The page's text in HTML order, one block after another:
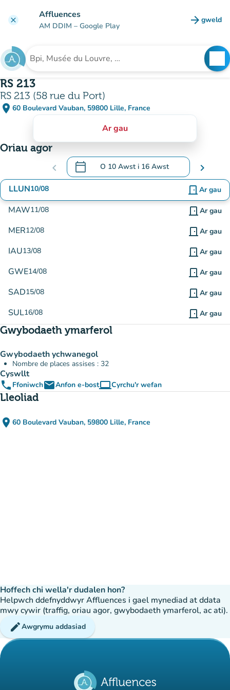
clear Affluences
AM DDIM – Google Play arrow_forward gweld
(tab
Chwilio am sefydliad
RS 213
RS 213 (58 rue du Port)
place 60 Boulevard Vauban, 59800 Lille, France
(agor yn Google Maps)
(tab newydd)
Ar gau
Oriau agor
chevron_left calendar_today O 10 Awst i 16 Awst
.Agor y calendr i newid dyddiadau chevron_right
LLUN10/08 door_front Ar gau
MAW11/08 door_front Ar gau
MER12/08 door_front Ar gau
IAU13/08 door_front Ar gau
GWE14/08 door_front Ar gau
SAD15/08 door_front Ar gau
SUL16/08 door_front Ar gau
Gwybodaeth ymarferol
Gwybodaeth ychwanegol
Nombre de places assises : 32
Cyswllt
phone FfoniwchemailAnfon e-bostcomputerCyrchu'r wefan
(tab newydd)
Lleoliad
place 60 Boulevard Vauban, 59800 Lille, France
(agor yn Google Maps)
(tab newydd)
Hoffech chi wella'r dudalen hon?
Helpwch ddefnyddwyr Affluences i gael mynediad at ddata
mwy cywir (traffig, oriau agor, gwybodaeth ymarferol, ac ati).
editAwgrymu addasiad